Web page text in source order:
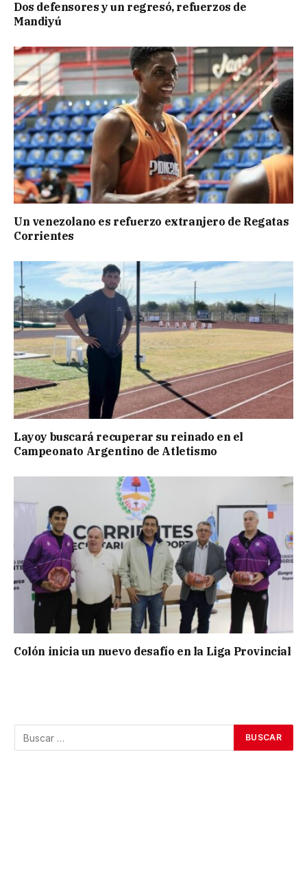
Dos defensores y un regresó, refuerzos de
Mandiyú
Un venezolano es refuerzo extranjero de Regatas
Corrientes
Layoy buscará recuperar su reinado en el
Campeonato Argentino de Atletismo
Colón inicia un nuevo desafío en la Liga Provincial